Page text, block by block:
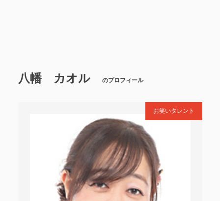
八幡 カオル のプロフィール
お笑いタレント